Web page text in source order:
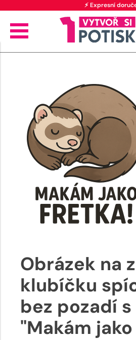
⚡ Expresní
Obrázek na
klubíčku
bez pozadí
"Makám